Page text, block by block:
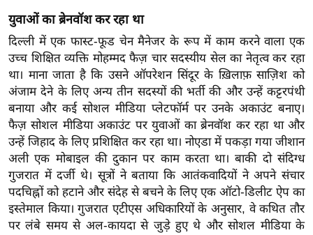
वु
ड
फि
ल्म
स
मी
क्षा
B
r
e
a
k
युवाओं का ब्रेनवॉश कर रहा था
दिल्ली में एक फास्ट-फूड चेन मैनेजर के रूप में काम करने वाला एक
उच्च शिक्षित व्यक्ति मोहम्मद फैज़ चार सदस्यीय सेल का नेतृत्व कर रहा
था। माना जाता है कि उसने ऑपरेशन सिंदूर के ख़िलाफ़ साज़िश को
अंजाम देने के लिए अन्य तीन सदस्यों की भर्ती की और उन्हें कट्टरपंथी
बनाया और कई सोशल मीडिया प्लेटफॉर्म पर उनके अकाउंट बनाए।
फैज़ सोशल मीडिया अकाउंट पर युवाओं का ब्रेनवॉश कर रहा था और
उन्हें जिहाद के लिए प्रशिक्षित कर रहा था। नोएडा में पकड़ा गया जीशान
अली एक मोबाइल की दुकान पर काम करता था। बाकी दो संदिग्ध
गुजरात में दर्जी थे। सूत्रों ने बताया कि आतंकवादियों ने अपने संचार
पदचिह्नों को हटाने और संदेह से बचने के लिए एक ऑटो-डिलीट ऐप का
इस्तेमाल किया। गुजरात एटीएस अधिकारियों के अनुसार, वे कथित तौर
पर लंबे समय से अल-कायदा से जुड़े हुए थे और सोशल मीडिया के